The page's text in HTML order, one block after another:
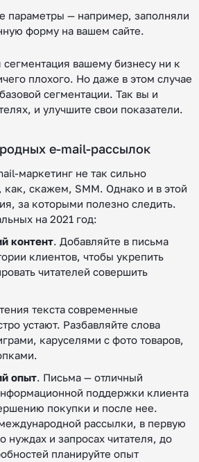
параметры — например, заполняли
форму на вашем сайте.
вашему бизнесу ни к
плохого. Но даже в этом случае
сегментации. Так вы и
и улучшите свои показатели.
e-mail-рассылок
маркетинг не так сильно
скажем, SMM. Однако и в этой
за которыми полезно следить.
на 2021 год:
контент. Добавляйте в письма
клиентов, чтобы укрепить
читателей совершить
текста современные
устают. Разбавляйте слова
каруселями с фото товаров,
опыт. Письма — отличный
поддержки клиента
покупки и после нее.
рассылки, в первую
нуждах и запросах читателя, до
планируйте опыт